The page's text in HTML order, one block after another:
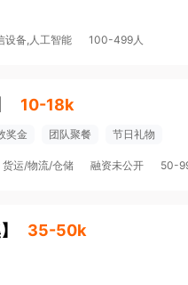
设备,人工智能 100-499人
10-18k
奖金 团队聚餐 节日礼物
货运/物流/仓储 融资未公开 50-
】 35-50k